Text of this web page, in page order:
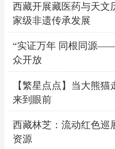
西藏开展藏医药与天文
家级非遗传承发展
“实证万年 同根同源
众开放
【繁星点点】当大熊
来到眼前
西藏林芝：流动红色巡
资源